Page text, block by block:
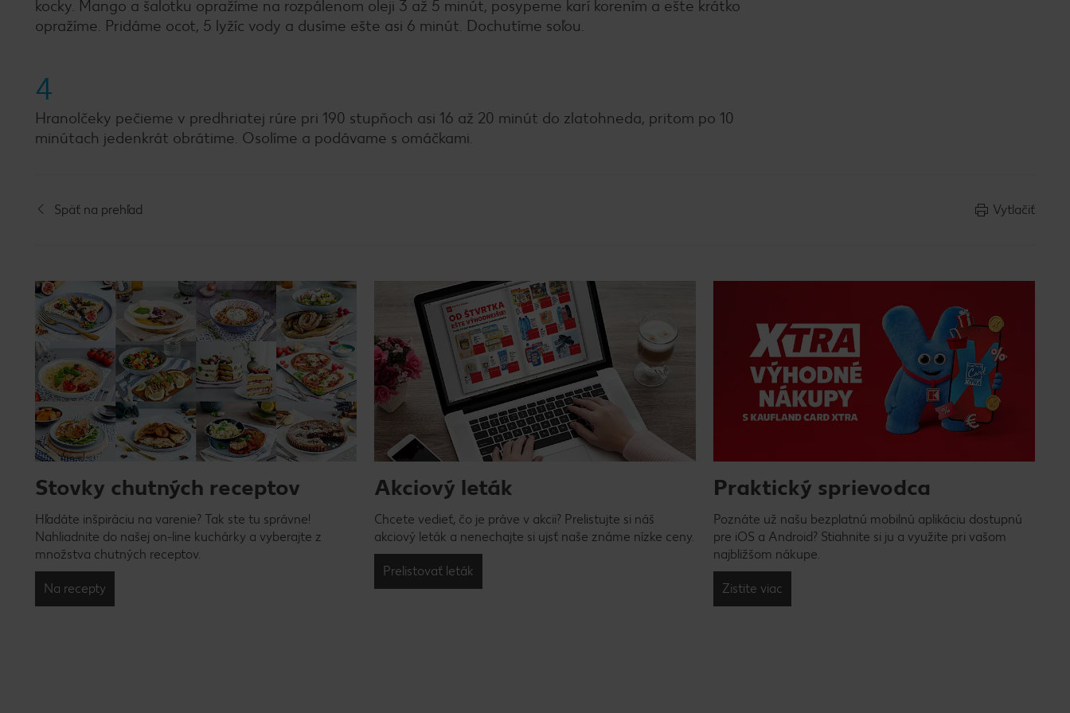
kocky. Mango a šalotku opražíme na rozpálenom oleji 3 až 5 minút, posypeme karí korením a ešte krátko
opražíme. Pridáme ocot, 5 lyžíc vody a dusíme ešte asi 6 minút. Dochutíme soľou.
4
Hranolčeky pečieme v predhriatej rúre pri 190 stupňoch asi 16 až 20 minút do zlatohneda, pritom po 10
minútach jedenkrát obrátime. Osolíme a podávame s omáčkami.
Späť na prehľad Vytlačiť
Stovky chutných receptov
Hľadáte inšpiráciu na varenie? Tak ste tu správne!
Nahliadnite do našej on-line kuchárky a vyberajte z
množstva chutných receptov.
Na recepty
Akciový leták
Chcete vedieť, čo je práve v akcii? Prelistujte si náš
akciový leták a nenechajte si ujsť naše známe nízke ceny.
Prelistovať leták
Praktický sprievodca
Poznáte už našu bezplatnú mobilnú aplikáciu dostupnú
pre iOS a Android? Stiahnite si ju a využite pri vašom
najbližšom nákupe.
Zistite viac